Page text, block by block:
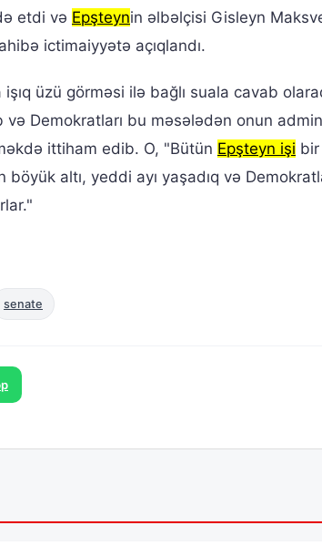
etdi və Epşteynin əlbəlçisi Gisleyn
ictimaiyyətə açıqlandı.
üzü görməsi ilə bağlı suala cavab
Demokratları bu məsələdən onun
ittiham edib. O, "Bütün Epşteyn işi
böyük altı, yeddi ayı yaşadıq və
senate